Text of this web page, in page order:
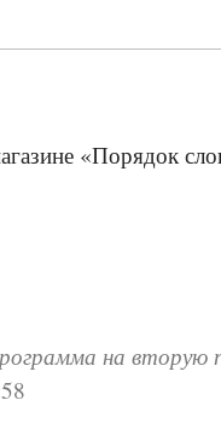
«Порядок
на вторую